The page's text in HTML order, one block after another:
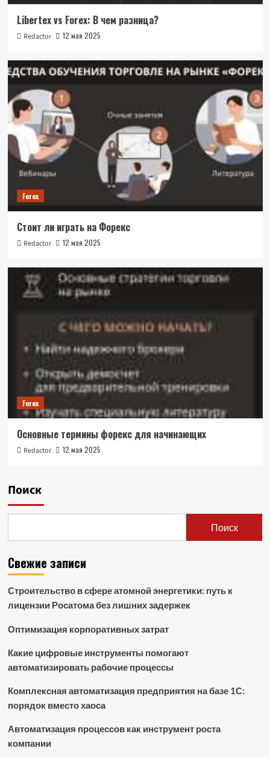
Libertex vs Forex: В чем разница?
Redactor 12 мая 2025
Forex
Стоит ли играть на Форекс
Redactor 12 мая 2025
Forex
Основные термины форекс для начинающих
Redactor 12 мая 2025
Поиск
Поиск
Свежие записи
Строительство в сфере атомной энергетики: путь к
лицензии Росатома без лишних задержек
Оптимизация корпоративных затрат
Какие цифровые инструменты помогают
автоматизировать рабочие процессы
Комплексная автоматизация предприятия на базе 1С:
порядок вместо хаоса
Автоматизация процессов как инструмент роста
компании